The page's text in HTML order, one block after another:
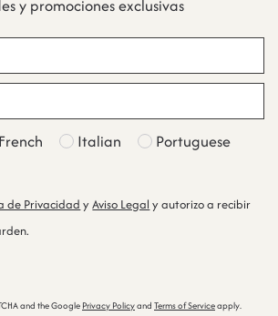
y promociones exclusivas
French Italian
Portuguese
de Privacidad yAviso Legal y autorizo a recibir
and the Google Privacy Policyand Terms of Serviceapply.